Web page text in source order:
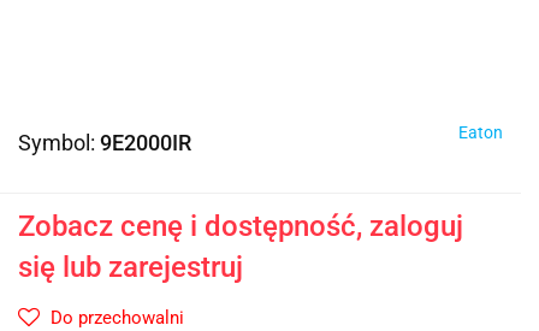
Symbol: 9E2000IR Eaton
Zobacz cenę i dostępność, zaloguj
się lub zarejestruj
Do przechowalni